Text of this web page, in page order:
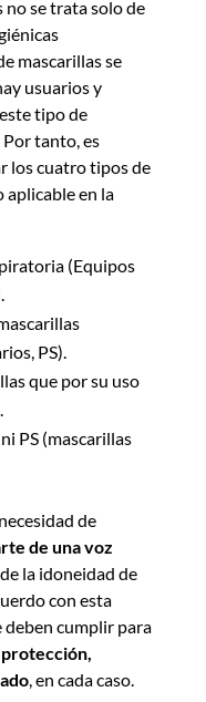
se trata solo de
mascarillas se
usuarios y
tipo de
tanto, es
los cuatro tipos de
aplicable en la
(Equipos
PS).
que por su uso
PS (mascarillas
de
de una voz
la idoneidad de
con esta
cumplir para
protección,
, en cada caso.